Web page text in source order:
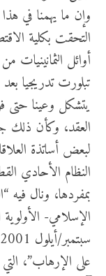
وإن ما يهمنا في
التحقت بكلية
أوائل الثمانينيات
يتشكل وعينا حتى
العقد، وكأن ذلك
لبعض أساتذة
النظام الأحادي
بمفردها، ونال فيه
على الإرهاب”،